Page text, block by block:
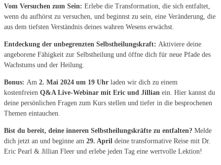
Vom Versuchen zum Sein: Erlebe die Transformation, die sich entfaltet,
wenn du aufhörst zu versuchen, und beginnst zu sein, eine Veränderung, die
aus dem tiefsten Verständnis deines wahren Wesens erwächst.
Entdeckung der unbegrenzten Selbstheilungskraft: Aktiviere deine
angeborene Fähigkeit zur Selbstheilung und öffne dich für neue Pfade des
Wachstums und der Heilung.
Bonus: Am 2. Mai 2024 um 19 Uhr laden wir dich zu einem
kostenfreien Q&A Live-Webinar mit Eric und Jillian ein. Hier kannst du
deine persönlichen Fragen zum Kurs stellen und tiefer in die besprochenen
Themen eintauchen.
Bist du bereit, deine inneren Selbstheilungskräfte zu entfalten? Melde
dich jetzt an und beginne am 29. April deine transformative Reise mit Dr.
Eric Pearl & Jillian Fleer und erlebe jeden Tag eine wertvolle Lektion!